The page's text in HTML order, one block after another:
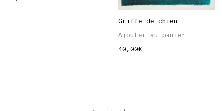
Griffe de chien
Ajouter au panier
40,00€